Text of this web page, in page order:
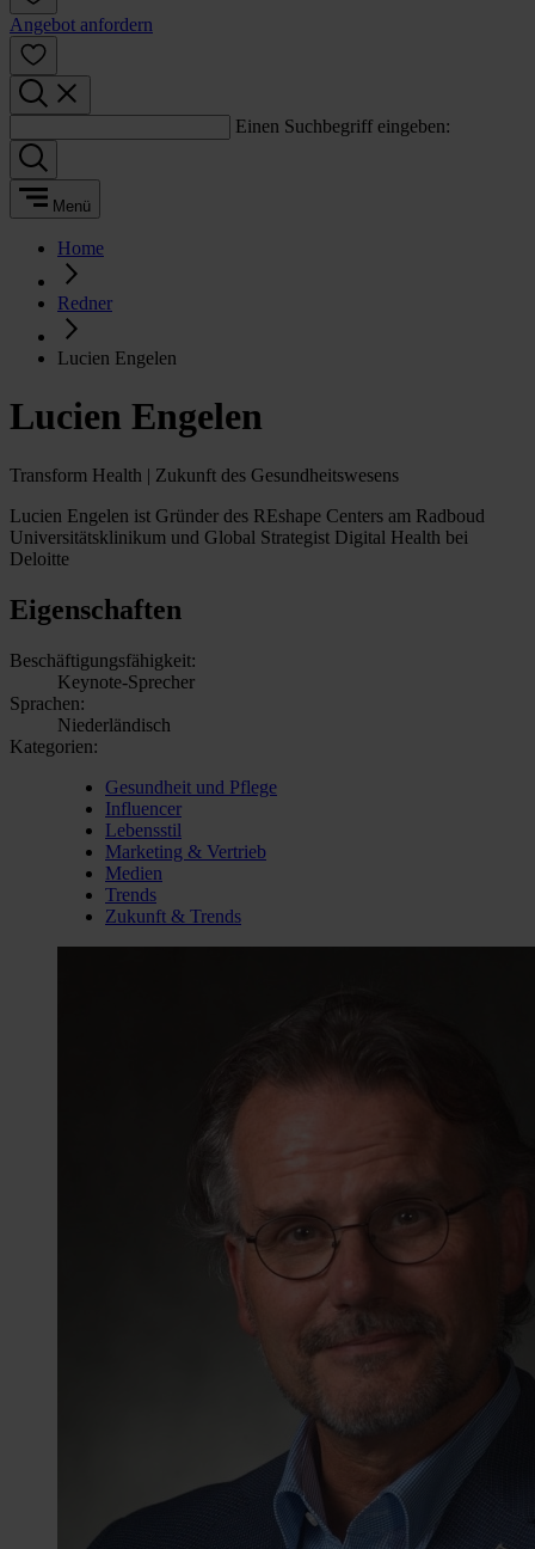
Angebot anfordern
Einen Suchbegriff eingeben:
Menü
Home
Redner
Lucien Engelen
Lucien Engelen
Transform Health | Zukunft des Gesundheitswesens
Lucien Engelen ist Gründer des REshape Centers am Radboud
Universitätsklinikum und Global Strategist Digital Health bei
Deloitte
Eigenschaften
Beschäftigungsfähigkeit:
Keynote-Sprecher
Sprachen:
Niederländisch
Kategorien:
Gesundheit und Pflege
Influencer
Lebensstil
Marketing & Vertrieb
Medien
Trends
Zukunft & Trends